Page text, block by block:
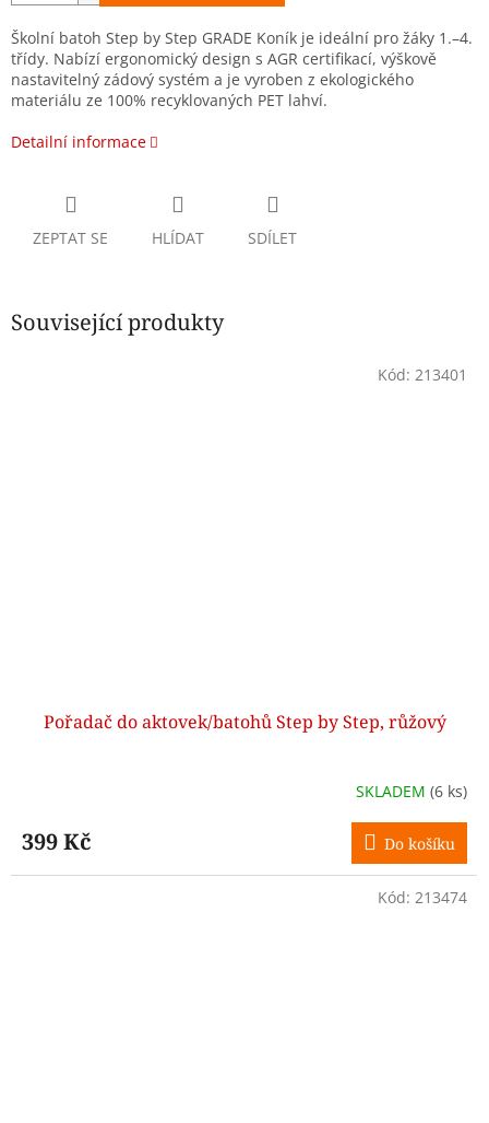
Školní batoh Step by Step GRADE Koník je ideální pro žáky 1.–4.
třídy. Nabízí ergonomický design s AGR certifikací, výškově
nastavitelný zádový systém a je vyroben z ekologického
materiálu ze 100% recyklovaných PET lahví.
Detailní informace
ZEPTAT SE HLÍDAT SDÍLET
Související produkty
Pořadač do aktovek/batohů Step by Step, růžový
SKLADEM (6 ks)
399 Kč Do košíku
Kód: 213401
Kód: 213474